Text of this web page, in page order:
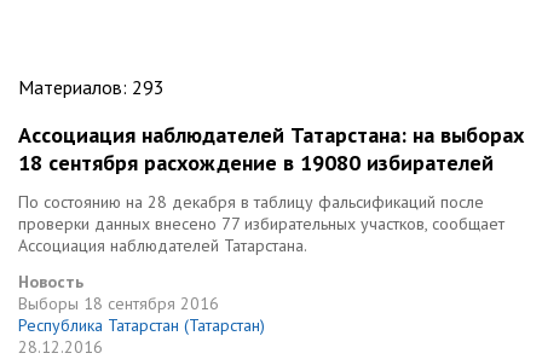
Материалов: 293
Ассоциация наблюдателей Татарстана: на выборах
18 сентября расхождение в 19080 избирателей
По состоянию на 28 декабря в таблицу фальсификаций после
проверки данных внесено 77 избирательных участков, сообщает
Ассоциация наблюдателей Татарстана.
Новость
Выборы 18 сентября 2016
Республика Татарстан (Татарстан)
28.12.2016